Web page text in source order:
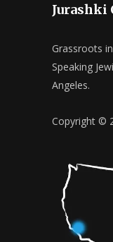
Jurashki
Grassroots
Speaking
Angeles.
Copyright ©